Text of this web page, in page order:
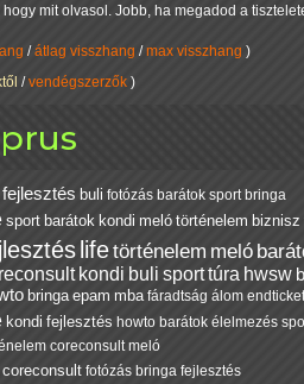
mit olvasol. Jobb, ha megadod a
/átlag visszhang /max visszhang )
/vendégszerzők )
fejlesztés buli fotózás barátok sport bringa
sport barátok kondi meló történelem biznisz
lifetörténelem meló
kondi buli sporttúra hwsw
bringa epam mba fáradtság álom endticket
kondi fejlesztés howto barátok élelmezés
coreconsult meló
coreconsult fotózás bringa fejlesztés